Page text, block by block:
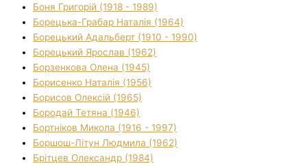
Боня Григорій (1918 - 1989)
Борецька-Грабар Наталія (1964)
Борецький Адальберт (1910 - 1990)
Борецький Ярослав (1962)
Борзенкова Олена (1945)
Борисенко Наталія (1956)
Борисов Олексій (1965)
Бородай Тетяна (1946)
Бортніков Микола (1916 - 1997)
Боршош-Літун Людмила (1962)
Брітцев Олександр (1984)